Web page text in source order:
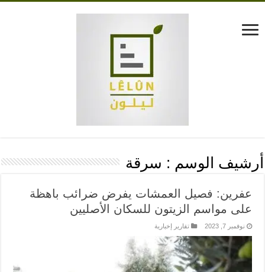
أرشيف الوسم : سرقة
عفرين: فصيل العمشات يفرض ضرائب باهظة
على مواسم الزيتون للسكان الأصليين
نوفمبر 7, 2023 تقارير إخبارية